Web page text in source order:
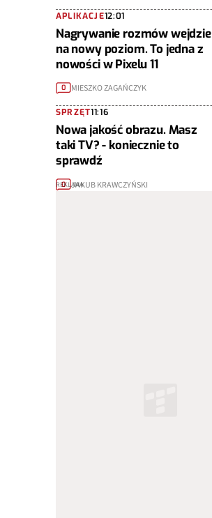
APLIKACJE12:01
Nagrywanie rozmów wejdzie
na nowy poziom. To jedna z
nowości w Pixelu 11
0 MIESZKO ZAGAŃCZYK
SPRZĘT11:16
Nowa jakość obrazu. Masz
taki TV? - koniecznie to
sprawdź
0 JAKUB KRAWCZYŃSKI